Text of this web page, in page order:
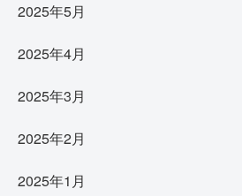
2025年5月
2025年4月
2025年3月
2025年2月
2025年1月